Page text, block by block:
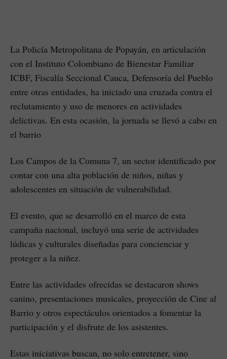
La Policía Metropolitana de Popayán, en articulación
con el Instituto Colombiano de Bienestar Familiar
ICBF, Fiscalía Seccional Cauca, Defensoría del Pueblo
entre otras entidades, ha iniciado una cruzada contra el
reclutamiento y uso de menores en actividades
delictivas. En esta ocasión, la jornada se llevó a cabo en
el barrio
Los Campos de la Comuna 7, un sector identificado por
contar con una alta población de niños, niñas y
adolescentes en situación de vulnerabilidad.
El evento, que se desarrolló en el marco de esta
campaña nacional, incluyó una serie de actividades
lúdicas y culturales diseñadas para concienciar y
proteger a la niñez.
Entre las actividades ofrecidas se destacaron shows
canino, presentaciones musicales, proyección de Cine al
Barrio y otros espectáculos orientados a fomentar la
participación y el disfrute de los asistentes.
Estas iniciativas buscan, no solo entretener, sino